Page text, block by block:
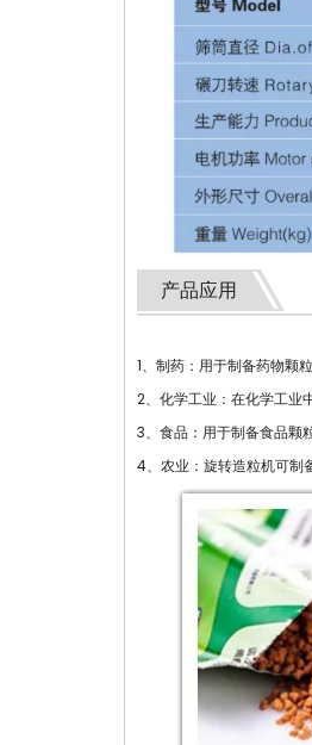
产品应用
1、制药：用于制备药物颗
2、化学工业：在化学工业
3、食品：用于制备食品颗
4、农业：旋转造粒机可制